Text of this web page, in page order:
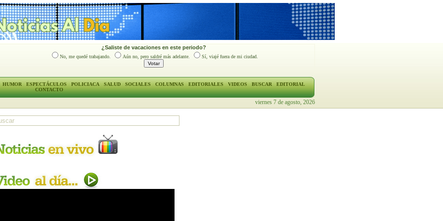
¿Saliste de vacaciones en este periodo?
No, me quedé trabajando. Aún no, pero saldré más adelante. Sí, viajé fuera de mi ciudad.
HUMOR ESPECTÁCULOS POLICIACA SALUD SOCIALES COLUMNAS EDITORIALES VIDEOS BUSCAR
EDITORIAL
CONTACTO
viernes 7 de agosto, 2026